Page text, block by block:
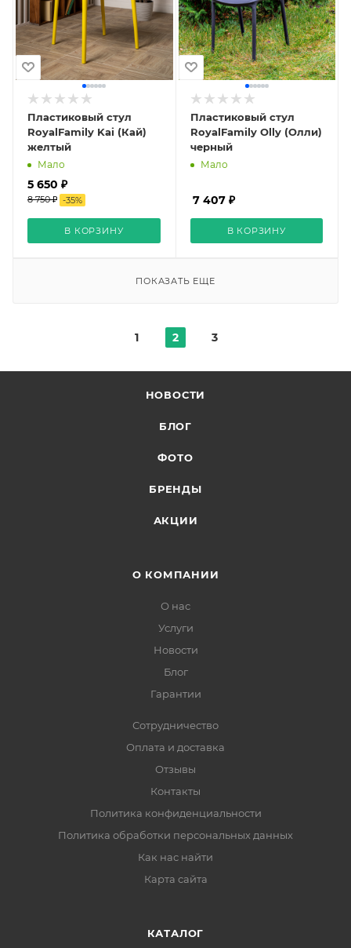
Пластиковый стул
RoyalFamily Kai (Кай)
желтый
Мало
5 650 ₽
8 750 ₽ -35%
В КОРЗИНУ
Пластиковый стул
RoyalFamily Olly (Олли)
черный
Мало
7 407 ₽
В КОРЗИНУ
ПОКАЗАТЬ ЕЩЕ
1 2 3
НОВОСТИ
БЛОГ
ФОТО
БРЕНДЫ
АКЦИИ
О КОМПАНИИ
О нас
Услуги
Новости
Блог
Гарантии
Сотрудничество
Оплата и доставка
Отзывы
Контакты
Политика конфиденциальности
Политика обработки персональных данных
Как нас найти
Карта сайта
КАТАЛОГ